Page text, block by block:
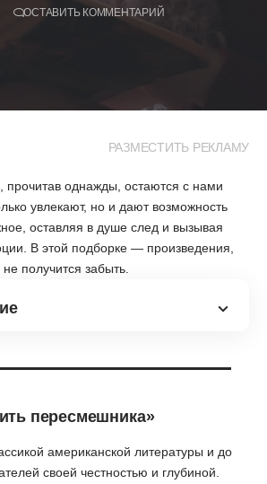
ОСТАВИТЬ КОММЕНТАРИЙ
РАЗМЕСТИТЬ РЕКЛАМУ
прочитав однажды, остаются с нами
увлекают, но и дают возможность
оставляя в душе след и вызывая
В этой подборке — произведения,
получится забыть.
пересмешника»
американской литературы и до
своей честностью и глубиной.